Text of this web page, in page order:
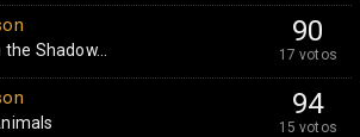
90
17 votos
Shadow...
94
15 votos